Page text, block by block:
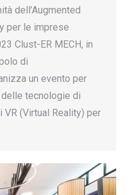
dell’Augmented
per le imprese
Clust-ER MECH, in
di
un evento per
tecnologie di
VR (Virtual Reality) per